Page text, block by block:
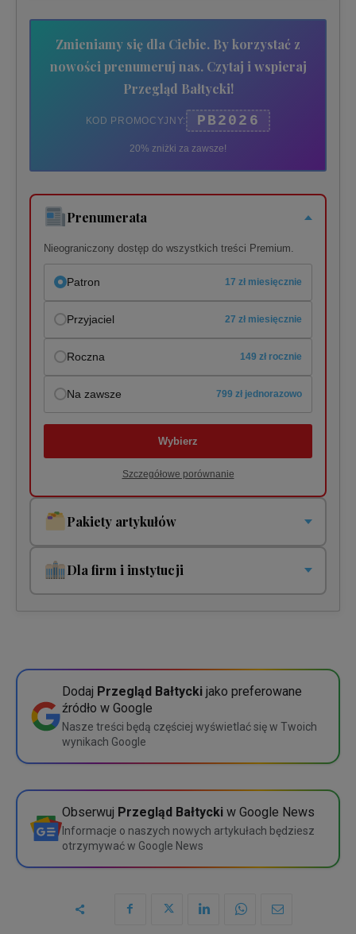
Zmieniamy się dla Ciebie. By korzystać z
nowości prenumeruj nas. Czytaj i wspieraj
Przegląd Bałtycki!
KOD PROMOCYJNY: PB2026
20% zniżki za zawsze!
Prenumerata
Nieograniczony dostęp do wszystkich treści Premium.
Patron 17 zł miesięcznie
Przyjaciel 27 zł miesięcznie
Roczna 149 zł rocznie
Na zawsze 799 zł jednorazowo
Wybierz
Szczegółowe porównanie
Pakiety artykułów
Pakiety jednorazowe i cykliczne. Płacisz tylko za to co
czytasz!
Wybierz
Dla firm i instytucji
5 dostępów 675 zł
10 dostępów
Szczegółowe porównanie
Dodaj Przegląd Bałtycki jako preferowane
źródło w Google
Nasze treści będą częściej wyświetlać się w Twoich
wynikach Google
Obserwuj Przegląd Bałtycki w Google News
Informacje o naszych nowych artykułach będziesz
otrzymywać w Google News